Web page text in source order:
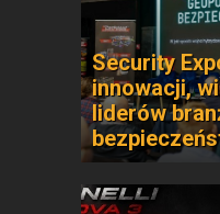
Security
innowacji,
liderów